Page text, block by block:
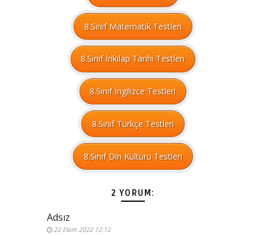
8.Sınıf Matematik Testleri
8.Sınıf İnkılap Tarihi Testleri
8.Sınıf İngilizce Testleri
8.Sınıf Türkçe Testleri
8.Sınıf Din Kültürü Testleri
2 YORUM:
Adsız
22 Ekim 2022 12:12